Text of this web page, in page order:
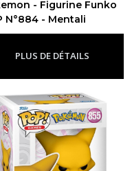
- Figurine Funko
N°884 - Mentali
Funko Pop Pokemon
PLUS DE DÉTAILS